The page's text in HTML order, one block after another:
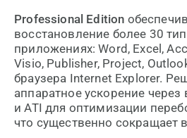
Professional Edition
восстановление более 30
приложениях: Word, Excel,
Visio, Publisher, Project,
браузера Internet Explorer.
аппаратное ускорение через
и ATI для оптимизации
что существенно сокращает